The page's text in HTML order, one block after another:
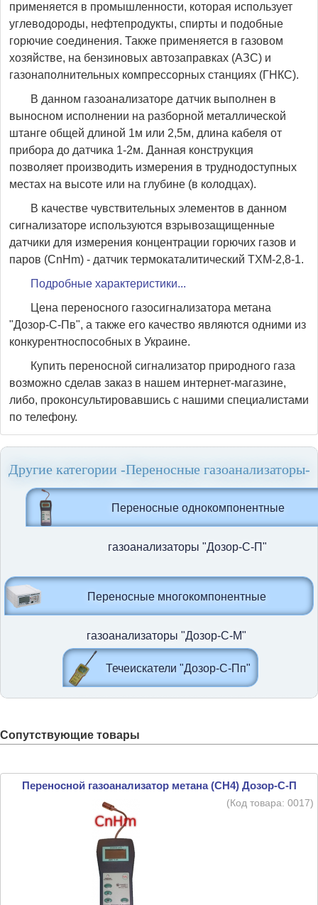
применяется в промышленности, которая использует
углеводороды, нефтепродукты, спирты и подобные
горючие соединения. Также применяется в газовом
хозяйстве, на бензиновых автозаправках (АЗС) и
газонаполнительных компрессорных станциях (ГНКС).
В данном газоанализаторе датчик выполнен в
выносном исполнении на разборной металлической
штанге общей длиной 1м или 2,5м, длина кабеля от
прибора до датчика 1-2м. Данная конструкция
позволяет производить измерения в труднодоступных
местах на высоте или на глубине (в колодцах).
В качестве чувствительных элементов в данном
сигнализаторе используются взрывозащищенные
датчики для измерения концентрации горючих газов и
паров (CnHm) - датчик термокаталитический ТХМ-2,8-1.
Подробные характеристики...
Цена переносного газосигнализатора метана
"Дозор-С-Пв", а также его качество являются одними из
конкурентноспособных в Украине.
Купить переносной сигнализатор природного газа
возможно сделав заказ в нашем интернет-магазине,
либо, проконсультировавшись с нашими специалистами
по телефону.
Другие категории -Переносные газоанализаторы-
Переносные однокомпонентные
газоанализаторы "Дозор-С-П"
Переносные многокомпонентные
газоанализаторы "Дозор-С-М"
Течеискатели "Дозор-С-Пп"
Сопутствующие товары
Переносной газоанализатор метана (CH4) Дозор-С-П
(Код товара: 0017)